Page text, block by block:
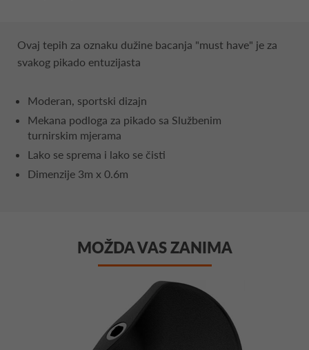
Ovaj tepih za oznaku dužine bacanja "must have" je za
svakog pikado entuzijasta
Moderan, sportski dizajn
Mekana podloga za pikado sa Službenim
turnirskim mjerama
Lako se sprema i lako se čisti
Dimenzije 3m x 0.6m
MOŽDA VAS ZANIMA